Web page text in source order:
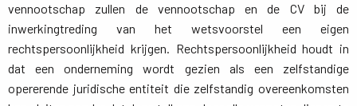
vennootschap zullen de vennootschap en de CV bij de
inwerkingtreding van het wetsvoorstel een eigen
rechtspersoonlijkheid krijgen. Rechtspersoonlijkheid houdt in
dat een onderneming wordt gezien als een zelfstandige
opererende juridische entiteit die zelfstandig overeenkomsten